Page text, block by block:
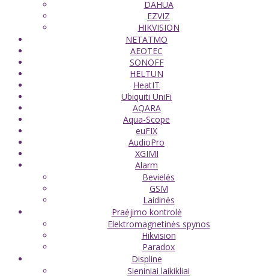
DAHUA
EZVIZ
HIKVISION
NETATMO
AEOTEC
SONOFF
HELTUN
HeatIT
Ubiquiti UniFi
AQARA
Aqua-Scope
euFIX
AudioPro
XGIMI
Alarm
Bevielės
GSM
Laidinės
Praėjimo kontrolė
Elektromagnetinės spynos
Hikvision
Paradox
Displine
Sieniniai laikikliai